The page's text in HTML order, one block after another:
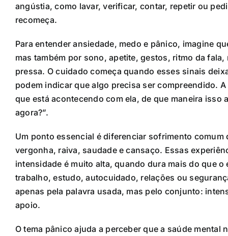
angústia, como lavar, verificar, contar, repetir ou
recomeça.
Para entender ansiedade, medo e pânico, imagine
mas também por sono, apetite, gestos, ritmo da
pressa. O cuidado começa quando esses sinais
podem indicar que algo precisa ser compreendido.
que está acontecendo com ela, de que maneira isso
agora?”.
Um ponto essencial é diferenciar sofrimento
vergonha, raiva, saudade e cansaço. Essas
intensidade é muito alta, quando dura mais do que
trabalho, estudo, autocuidado, relações ou
apenas pela palavra usada, mas pelo conjunto:
apoio.
O tema pânico ajuda a perceber que a saúde